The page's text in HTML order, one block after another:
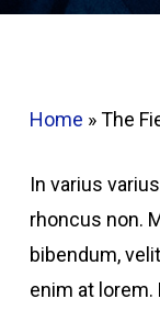
Home »The
In varius
rhoncus non.
bibendum,
enim at